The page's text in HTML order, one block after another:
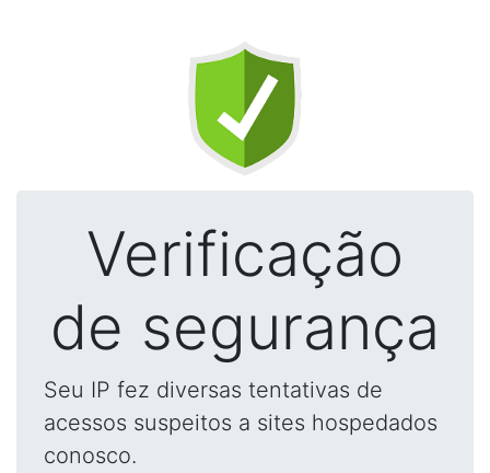
Verificação
de segurança
Seu IP fez diversas tentativas de
acessos suspeitos a sites hospedados
conosco.